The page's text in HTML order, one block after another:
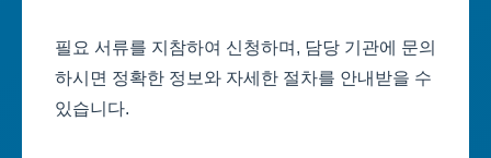
필요 서류를 지참하여 신청하며, 담당 기관에 문의
하시면 정확한 정보와 자세한 절차를 안내받을 수
있습니다.